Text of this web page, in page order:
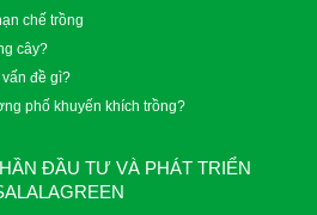
chế trồng
cây?
đề gì?
phố khuyến khích trồng?
ĐẦU TƯ VÀ PHÁT TRIỂN